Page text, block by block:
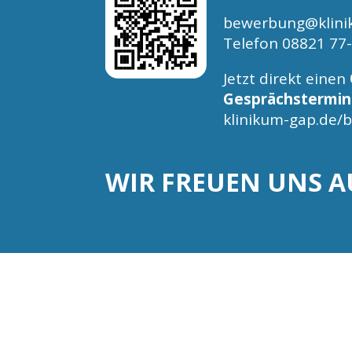
Telefon 08821
Jetzt direkt einen
Gesprächstermin
klinikum-gap.de/
WIR FREUEN UNS